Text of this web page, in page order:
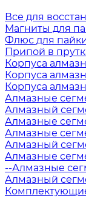
Все для
Магниты для
Флюс для
Припой в
Корпуса
Корпуса
Корпуса
Алмазные
Алмазный
Алмазные
Алмазные
Алмазный
Алмазные
--Алмазные
Алмазный